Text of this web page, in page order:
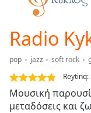
Current
Loaded:
0.00%
Stream
TypeLIVE
Radio
pop jazz soft rock
Reytinq:
Μουσική
μεταδόσεις και